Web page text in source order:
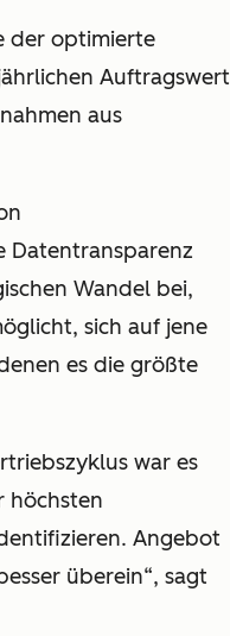
der optimierte
Auftragswert
aus
Datentransparenz
Wandel bei,
sich auf jene
es die größte
war es
höchsten
Angebot
überein“, sagt